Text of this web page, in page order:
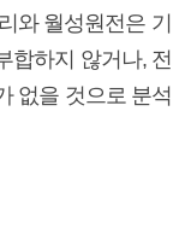
와 월성원전은 기
합하지 않거나, 전
없을 것으로 분석